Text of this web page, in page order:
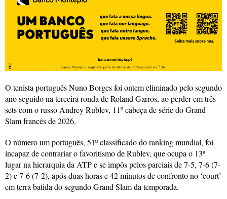
O tenista português Nuno Borges foi ontem eliminado pelo segundo
ano seguido na terceira ronda de Roland Garros, ao perder em três
sets com o russo Andrey Rublev, 11º cabeça de série do Grand
Slam francês de 2026.
O número um português, 51º classificado do ranking mundial, foi
incapaz de contrariar o favoritismo de Rublev, que ocupa o 13º
lugar na hierarquia da ATP e se impôs pelos parciais de 7-5, 7-6 (7-
2) e 7-6 (7-2), após duas horas e 42 minutos de confronto no ‘court’
em terra batida do segundo Grand Slam da temporada.